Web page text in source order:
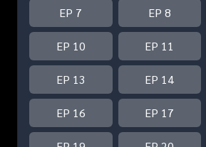
EP 7 EP 8
EP 10 EP 11
EP 13 EP 14
EP 16 EP 17